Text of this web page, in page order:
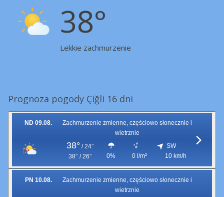
38°
Lekkie zachmurzenie
Prognoza pogody Çiğli 16 dni
ND 09.08.
Zachmurzenie zmienne, częściowo słonecznie i
wietrznie
38° / 24°
38° / 26°
0% 0 l/m²
SW
10 km/h
PN 10.08.
Zachmurzenie zmienne, częściowo słonecznie i
wietrznie